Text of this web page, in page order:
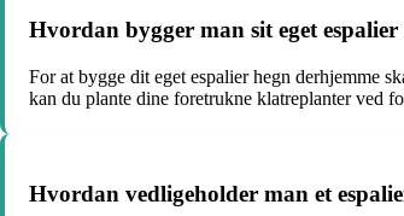
Hvordan bygger man sit eget
For at bygge dit eget espalier hegn derhjemme
kan du plante dine foretrukne klatreplanter ved
Hvordan vedligeholder man et